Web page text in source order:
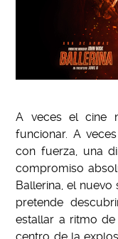
A veces el cine
funcionar. A
con fuerza, una
compromiso
Ballerina, el
pretende
estallar a ritmo